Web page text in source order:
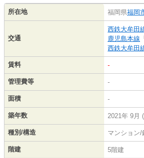
所在地 福岡県福岡
交通
西鉄大牟田
鹿児島本線 「
西鉄大牟田
賃料 -
管理費等 -
面積 -
築年数 2021年 9月
種別/構造 マンション/
階建 5階建